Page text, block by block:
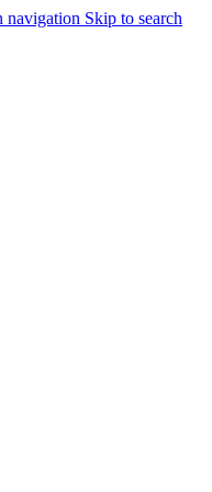
navigation Skip to search